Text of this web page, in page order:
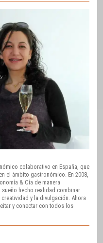
colaborativo en España, que
el ámbito gastronómico. En 2008,
& Cía de manera
hecho realidad combinar
y la divulgación. Ahora
y conectar con todos los